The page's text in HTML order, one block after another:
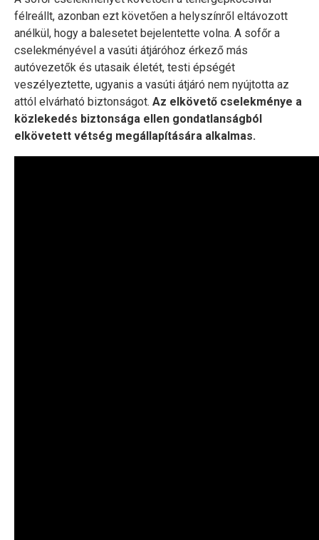
félreállt, azonban ezt követően a helyszínről eltávozott
anélkül, hogy a balesetet bejelentette volna. A sofőr a
cselekményével a vasúti átjáróhoz érkező más
autóvezetők és utasaik életét, testi épségét
veszélyeztette, ugyanis a vasúti átjáró nem nyújtotta az
attól elvárható biztonságot. Az elkövető cselekménye a
közlekedés biztonsága ellen gondatlanságból
elkövetett vétség megállapítására alkalmas.